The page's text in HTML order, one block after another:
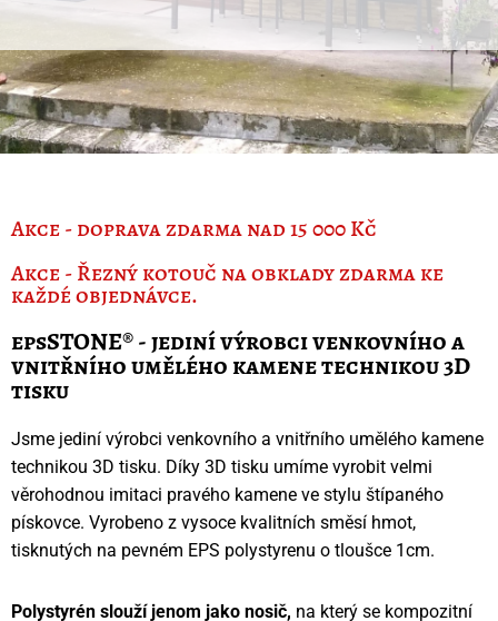
Akce - doprava zdarma nad 15 000 Kč
Akce - Řezný kotouč na obklady zdarma ke
každé objednávce.
epsSTONE® - jediní výrobci venkovního a
vnitřního umělého kamene technikou 3D
tisku
Jsme jediní výrobci venkovního a vnitřního umělého kamene
technikou 3D tisku. Díky 3D tisku umíme vyrobit velmi
věrohodnou imitaci pravého kamene ve stylu štípaného
pískovce. Vyrobeno z vysoce kvalitních směsí hmot,
tisknutých na pevném EPS polystyrenu o tloušce 1cm.
Polystyrén slouží jenom jako nosič, na který se kompozitní